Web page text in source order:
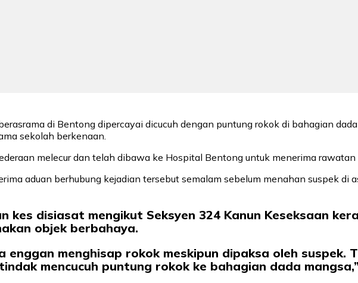
di Bentong dipercayai dicucuh dengan puntung rokok di bahagian
sekolah berkenaan.
melecur dan telah dibawa ke Hospital Bentong untuk menerima rawatan
aduan berhubung kejadian tersebut semalam sebelum menahan suspek di
kes disiasat mengikut Seksyen 324 Kanun Keseksaan
objek berbahaya.
menghisap rokok meskipun dipaksa oleh suspek.
mencucuh puntung rokok ke bahagian dada